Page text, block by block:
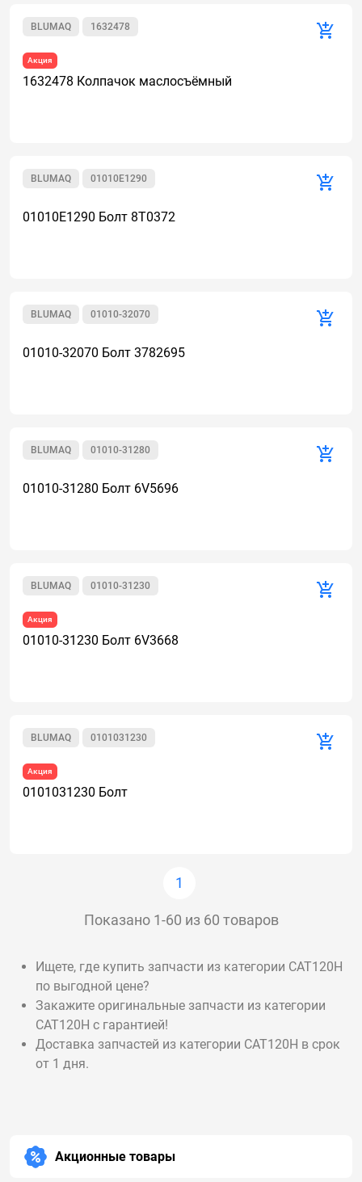
1632478
BLUMAQ
Акция
1632478 Колпачок маслосъёмный
01010E1290
BLUMAQ
01010E1290 Болт 8T0372
01010-32070
BLUMAQ
01010-32070 Болт 3782695
01010-31280
BLUMAQ
01010-31280 Болт 6V5696
01010-31230
BLUMAQ
Акция
01010-31230 Болт 6V3668
0101031230
BLUMAQ
Акция
0101031230 Болт
1
Показано 1-60 из 60 товаров
Ищете, где купить запчасти из категории CAT120H
по выгодной цене?
Закажите оригинальные запчасти из категории
CAT120H с гарантией!
Доставка запчастей из категории CAT120H в срок
от 1 дня.
Акционные товары